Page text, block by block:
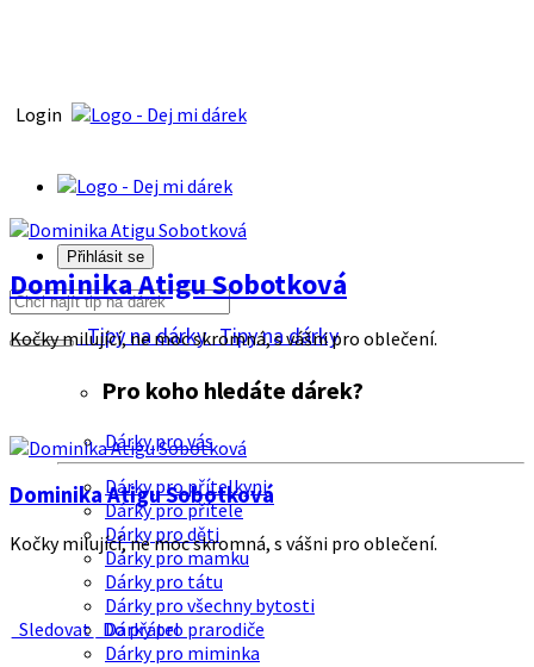
Login
Přihlásit se
Tipy na dárkyTipy na dárky
Pro koho hledáte dárek?
Dárky pro vás
Dárky pro přítelkyni
Dárky pro přítele
Dárky pro děti
Dárky pro mamku
Dárky pro tátu
Dárky pro všechny bytosti
Dárky pro prarodiče
Dárky pro miminka
Dominika Atigu Sobotková
Kočky milující, ne moc skromná, s vášni pro oblečení.
Dominika Atigu Sobotková
Kočky milující, ne moc skromná, s vášni pro oblečení.
Sledovat Do přátel